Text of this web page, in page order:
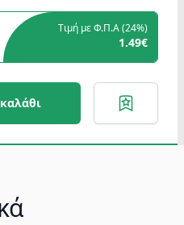
Τιμή με Φ.Π.Α (24%)
1.49€